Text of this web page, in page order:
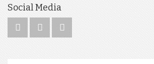
Social Media